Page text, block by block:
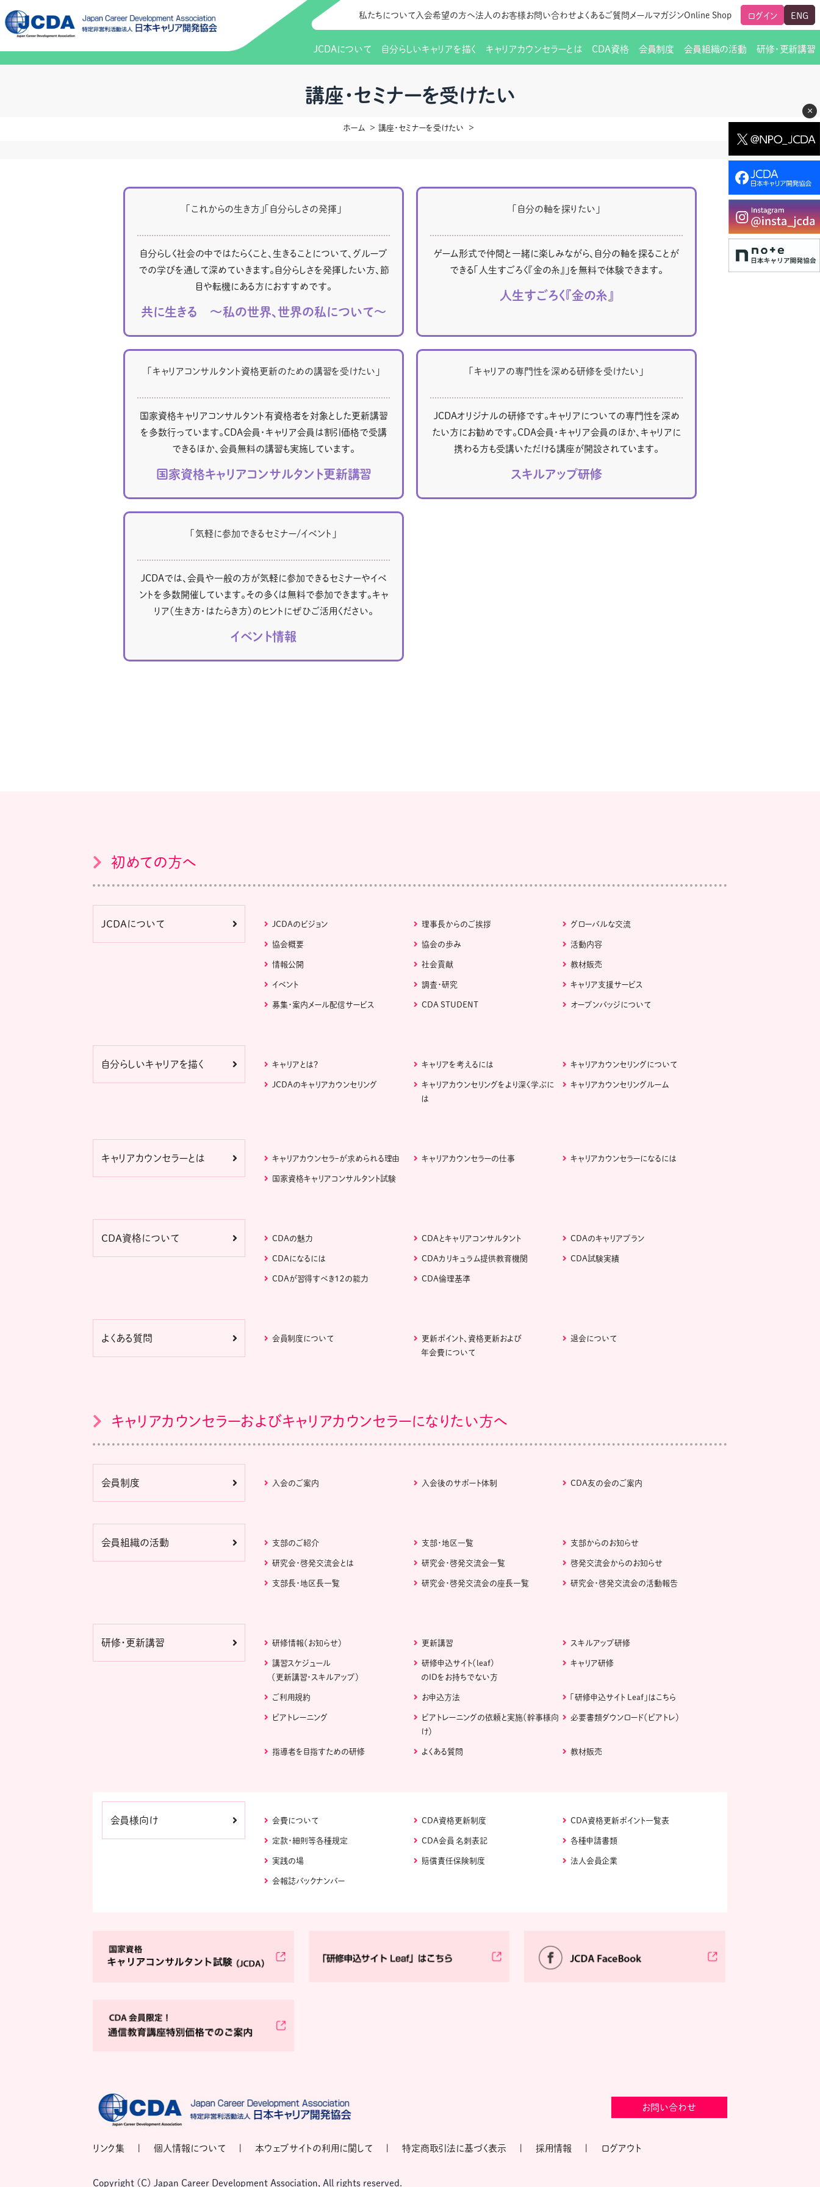
×
私たちについて 入会希望の方へ法人のお客様お問い合わせよくあるご質問 メールマガジンOnline Shop ログイン ENG
JCDAについて
JCDAのビジョン 理事長からのご挨拶
人生すごろく金の糸
オープンバッジについて
自分らしいキャリアを描く キャリアカウンセラーとは CDA資格 会員制度
入会のご案内 会員向けサポート
実践の場 賠償保険金制度
会員組織の活動
支部のご紹介 支部・地区一覧
研究会・啓発交流会の活動報告
研修・更新講習
研修情報（お知らせ） 更新講習
（更新講習・スキルアップ）
事様向け）
必要書類ダウンロード（ピアトレ）
教材販売
ピアファシリテーター紹介 PFアドバイザー紹介 JCDA認定スーパーバイザー紹介
JCDA認定インストラクター紹介
講座・セミナーを受けたい
ホーム 講座・セミナーを受けたい
「これからの生き方」「自分らしさの発揮」
自分らしく社会の中ではたらくこと、生きることについて、グループ
での学びを通して深めていきます。自分らしさを発揮したい方、節
目や転機にある方におすすめです。
共に生きる ～私の世界、世界の私について～
「自分の軸を探りたい」
ゲーム形式で仲間と一緒に楽しみながら、自分の軸を探ることが
できる「人生すごろく『金の糸』」を無料で体験できます。
人生すごろく『金の糸』
「キャリアコンサルタント資格更新のための講習を受けたい」
国家資格キャリアコンサルタント有資格者を対象とした更新講習
を多数行っています。CDA会員・キャリア会員は割引価格で受講
できるほか、会員無料の講習も実施しています。
国家資格キャリアコンサルタント更新講習
「キャリアの専門性を深める研修を受けたい」
JCDAオリジナルの研修です。キャリアについての専門性を深め
たい方にお勧めです。CDA会員・キャリア会員のほか、キャリアに
携わる方も受講いただける講座が開設されています。
スキルアップ研修
「気軽に参加できるセミナー/イベント」
JCDAでは、会員や一般の方が気軽に参加できるセミナーやイベ
ントを多数開催しています。その多くは無料で参加できます。キャ
リア（生き方・はたらき方）のヒントにぜひご活用ください。
イベント情報
初めての方へ
JCDAについて JCDAのビジョン 理事長からのご挨拶 グローバルな交流
協会概要 協会の歩み 活動内容
情報公開 社会貢献 教材販売
イベント 調査・研究 キャリア支援サービス
募集・案内メール配信サービス CDA STUDENT オープンバッジについて
自分らしいキャリアを描く キャリアとは？ キャリアを考えるには キャリアカウンセリングについて
JCDAのキャリアカウンセリング
キャリアカウンセリングをより深く学ぶに
は
キャリアカウンセリングルーム
キャリアカウンセラーとは キャリアカウンセラｰが求められる理由 キャリアカウンセラーの仕事 キャリアカウンセラーになるには
国家資格キャリアコンサルタント試験
CDA資格について CDAの魅力 CDAとキャリアコンサルタント CDAのキャリアプラン
CDAになるには CDAカリキュラム提供教育機関 CDA試験実績
CDAが習得すべき１２の能力 CDA倫理基準
よくある質問 会員制度について
更新ポイント、資格更新および
年会費について
退会について
キャリアカウンセラーおよびキャリアカウンセラーになりたい方へ
会員制度 入会のご案内 入会後のサポート体制 CDA友の会のご案内
会員組織の活動 支部のご紹介 支部・地区一覧 支部からのお知らせ
研究会・啓発交流会とは 研究会・啓発交流会一覧 啓発交流会からのお知らせ
支部長・地区長一覧 研究会・啓発交流会の座長一覧 研究会・啓発交流会の活動報告
研修・更新講習 研修情報（お知らせ） 更新講習 スキルアップ研修
講習スケジュール
（更新講習・スキルアップ）
研修申込サイト（leaf)
のIDをお持ちでない方
キャリア研修
ご利用規約 お申込方法 「研修申込サイト Leaf」はこちら
ピアトレーニング
ピアトレーニングの依頼と実施（幹事様向
け）
必要書類ダウンロード（ピアトレ）
指導者を目指すための研修 よくある質問 教材販売
会員様向け 会費について CDA資格更新制度 CDA資格更新ポイント一覧表
定款・細則等各種規定 CDA会員 名刺表記 各種申請書類
実践の場 賠償責任保険制度 法人会員企業
会報誌バックナンバー
お問い合わせ
リンク集 個人情報について 本ウェブサイトの利用に関して 特定商取引法に基づく表示 採用情報 ログアウト
Copyright (C) Japan Career Development Association, All rights reserved.